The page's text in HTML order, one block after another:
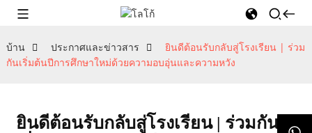
บ้าน ประกาศและข่าวสาร
ยินดีต้อนรับกลับสู่โรงเรียน | ร่วม
กันเริ่มต้นปีการศึกษาใหม่ด้วยความอบอุ่นและความหวัง
ยินดีต้อนรับกลับสู่โรงเรียน | ร่วมกัน